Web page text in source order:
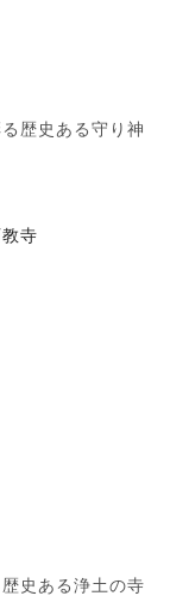
歴史ある守り神
寺
史ある浄土の寺